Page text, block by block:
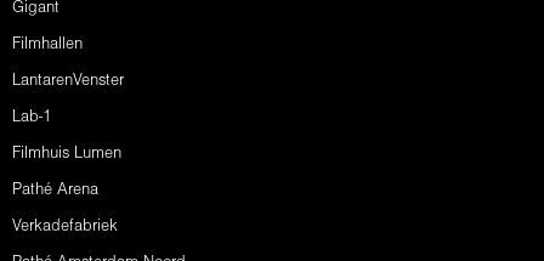
Gigant
Filmhallen
LantarenVenster
Lab-1
Filmhuis Lumen
Pathé Arena
Verkadefabriek